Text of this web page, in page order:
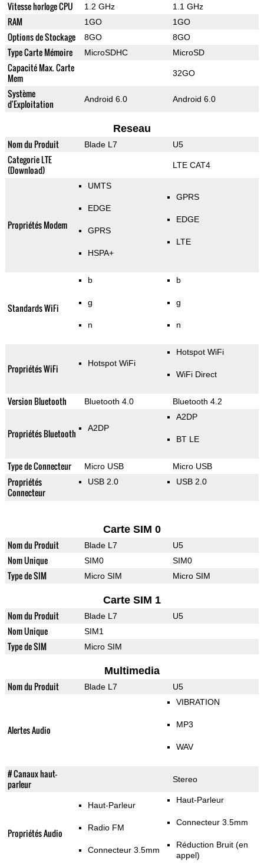
Vitesse horloge CPU 1.2 GHz 1.1 GHz
RAM 1GO 1GO
Options de Stockage 8GO 8GO
Type Carte Mémoire MicroSDHC MicroSD
Capacité Max. Carte
Mem
32GO
Système
d'Exploitation
Android 6.0 Android 6.0
Reseau
Nom du Produit Blade L7 U5
Categorie LTE
(Download)
LTE CAT4
Propriétés Modem
UMTS
EDGE
GPRS
HSPA+
GPRS
EDGE
LTE
Standards WiFi
b
g
n
b
g
n
Propriétés WiFi Hotspot WiFi
Hotspot WiFi
WiFi Direct
Version Bluetooth Bluetooth 4.0 Bluetooth 4.2
Propriétés Bluetooth A2DP
A2DP
BT LE
Type de Connecteur Micro USB Micro USB
Propriétés
Connecteur
USB 2.0 USB 2.0
Carte SIM 0
Nom du Produit Blade L7 U5
Nom Unique SIM0 SIM0
Type de SIM Micro SIM Micro SIM
Carte SIM 1
Nom du Produit Blade L7 U5
Nom Unique SIM1
Type de SIM Micro SIM
Multimedia
Nom du Produit Blade L7 U5
Alertes Audio
VIBRATION
MP3
WAV
# Canaux haut-
parleur
Stereo
Propriétés Audio
Haut-Parleur
Radio FM
Connecteur 3.5mm
Haut-Parleur
Connecteur 3.5mm
Réduction Bruit (en
appel)